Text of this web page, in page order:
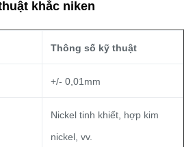
khắc niken
Thông số kỹ thuật
+/- 0,01mm
Nickel tinh khiết, hợp kim
nickel, vv.